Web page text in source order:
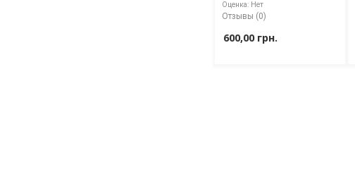
Оценка: Нет
Отзывы (0)
600,00 грн.